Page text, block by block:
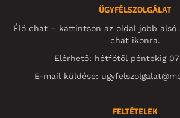
ÜGYFÉLSZOLGÁLAT
Élő chat – kattintson az oldal jobb alsó
chat ikonra.
Elérhető: hétfőtől péntekig
E-mail küldése:
FELTÉTELEK